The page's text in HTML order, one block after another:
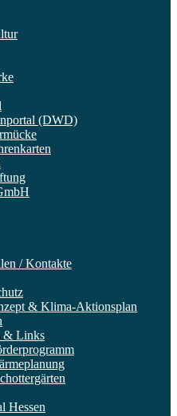
(DWD)
/ Kontakte
& Klima-Aktionsplan
& Links
Hessen